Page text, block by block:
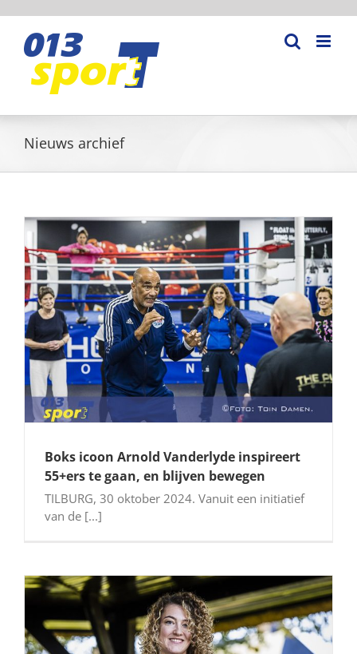
inhoud
Nieuws archief
Boks icoon Arnold Vanderlyde inspireert
55+ers te gaan, en blijven bewegen
TILBURG, 30 oktober 2024. Vanuit een initiatief
van de [...]